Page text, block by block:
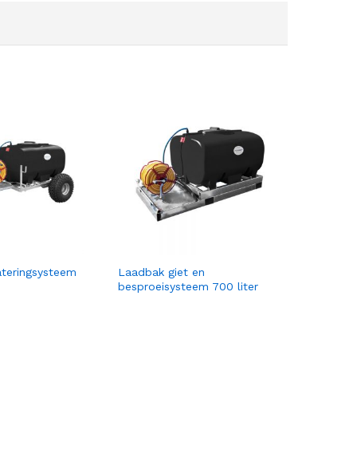
Laadbak giet en
besproeisysteem 700 liter